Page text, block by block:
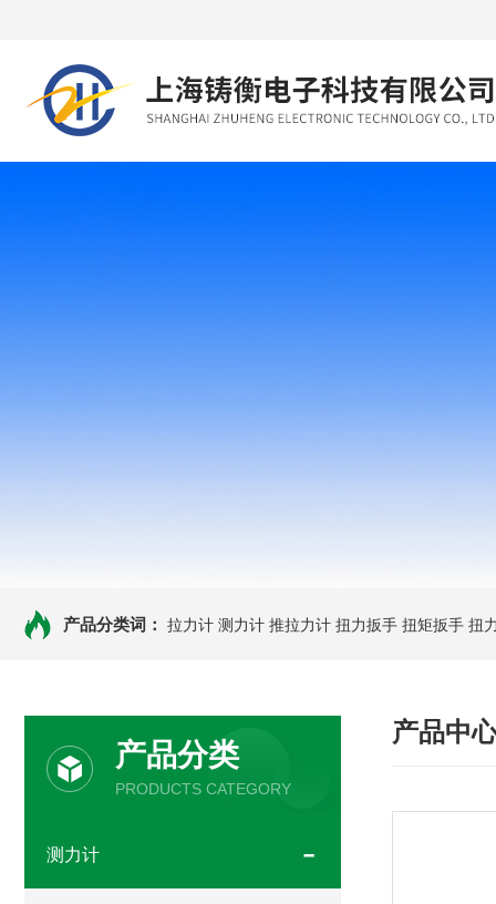
产品分类词： 拉力计 测力计 推拉力计 扭力扳手 扭矩扳手 扭
产品分类
PRODUCTS CATEGORY
测力计
产品中